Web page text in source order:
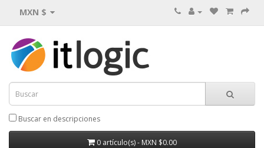
MXN $
Buscar en descripciones
0 artículo(s) - MXN $0.00